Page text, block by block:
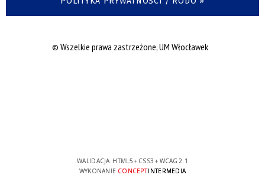
© Wszelkie prawa zastrzeżone, UM Włocławek
WALIDACJA: HTML5+ CSS3 + WCAG 2.1
WYKONANIE CONCEPTINTERMEDIA